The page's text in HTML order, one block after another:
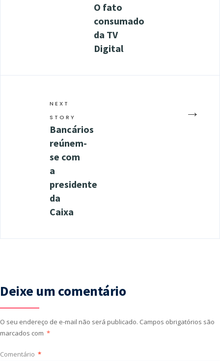
O fato
consumado
da TV
Digital
→
NEXT
STORY
Bancários
reúnem-
se com
a
presidente
da
Caixa
Deixe um comentário
O seu endereço de e-mail não será publicado. Campos obrigatórios são
marcados com *
Comentário *